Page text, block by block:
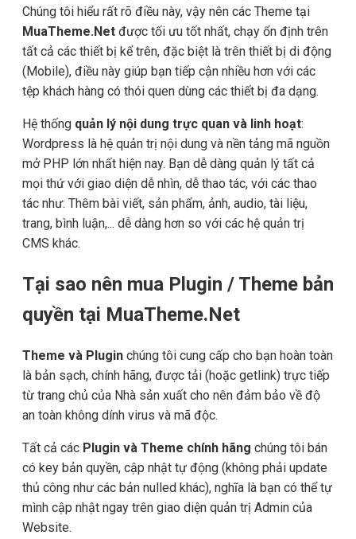
Chúng tôi hiểu rất rõ điều này, vậy nên các Theme tại
MuaTheme.Net được tối ưu tốt nhất, chạy ổn định trên
tất cả các thiết bị kể trên, đặc biệt là trên thiết bị di động
(Mobile), điều này giúp bạn tiếp cận nhiều hơn với các
tệp khách hàng có thói quen dùng các thiết bị đa dạng.
Hệ thống quản lý nội dung trực quan và linh hoạt:
Wordpress là hệ quản trị nội dung và nền tảng mã nguồn
mở PHP lớn nhất hiện nay. Bạn dễ dàng quản lý tất cả
mọi thứ với giao diện dễ nhìn, dễ thao tác, với các thao
tác như: Thêm bài viết, sản phẩm, ảnh, audio, tài liệu,
trang, bình luận,... dễ dàng hơn so với các hệ quản trị
CMS khác.
Tại sao nên mua Plugin / Theme bản
quyền tại MuaTheme.Net
Theme và Plugin chúng tôi cung cấp cho bạn hoàn toàn
là bản sạch, chính hãng, được tải (hoặc getlink) trực tiếp
từ trang chủ của Nhà sản xuất cho nên đảm bảo về độ
an toàn không dính virus và mã độc.
Tất cả các Plugin và Theme chính hãng chúng tôi bán
có key bản quyền, cập nhật tự động (không phải update
thủ công như các bản nulled khác), nghĩa là bạn có thể tự
mình cập nhật ngay trên giao diện quản trị Admin của
Website.